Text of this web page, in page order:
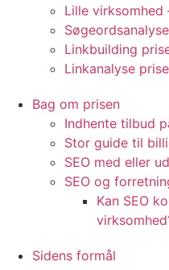
Lille virksomhed
Linkbuilding
Linkanalyse
Bag om prisen
Indhente tilbud
Stor guide til
SEO med eller
SEO og
Kan SEO
Sidens formål